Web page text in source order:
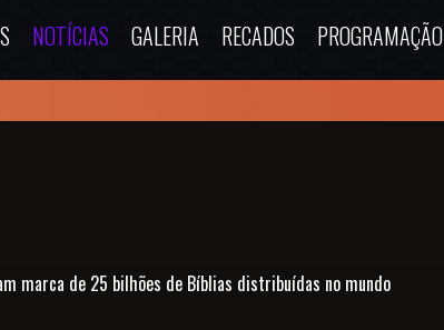
NOTÍCIAS GALERIA RECADOS PROGRAMAÇÃO
marca de 25 bilhões de Bíblias distribuídas no mundo